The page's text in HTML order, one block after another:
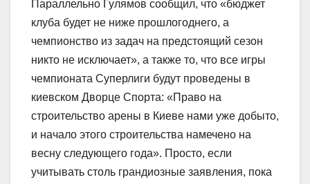
Параллельно Гулямов сообщил, что «бюджет
клуба будет не ниже прошлогоднего, а
чемпионство из задач на предстоящий сезон
никто не исключает», а также то, что все игры
чемпионата Суперлиги будут проведены в
киевском Дворце Спорта: «Право на
строительство арены в Киеве нами уже добыто,
и начало этого строительства намечено на
весну следующего года». Просто, если
учитывать столь грандиозные заявления, пока